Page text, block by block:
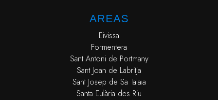
AREAS
Eivissa
Formentera
Sant Antoni de Portmany
Sant Joan de Labritja
Sant Josep de Sa Talaia
Santa Eulària des Riu